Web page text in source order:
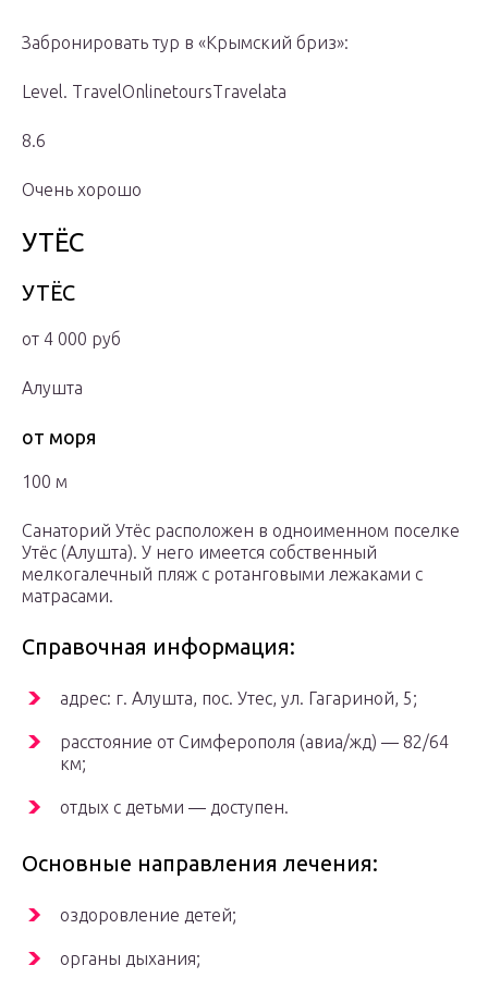
Забронировать тур в «Крымский бриз»:
Level. TravelOnlinetoursTravelata
8.6
Очень хорошо
УТЁС
УТЁС
от 4 000 руб
Алушта
от моря
100 м
Санаторий Утёс расположен в одноименном поселке
Утёс (Алушта). У него имеется собственный
мелкогалечный пляж с ротанговыми лежаками с
матрасами.
Справочная информация:
адрес: г. Алушта, пос. Утес, ул. Гагариной, 5;
расстояние от Симферополя (авиа/жд) — 82/64
км;
отдых с детьми — доступен.
Основные направления лечения:
оздоровление детей;
органы дыхания;